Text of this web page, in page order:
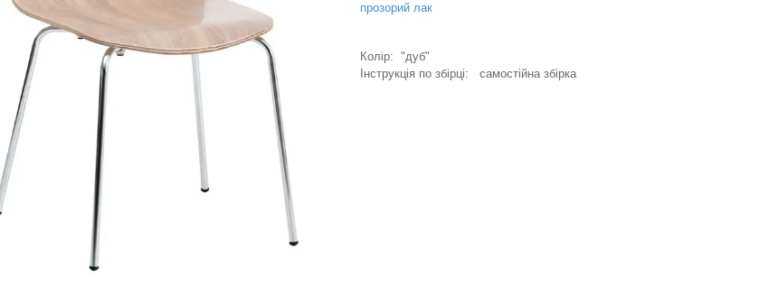
прозорий лак
Колір: "дуб"
Інструкція по збірці: самостійна збірка